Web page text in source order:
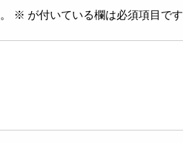
※ が付いている欄は必須項目です